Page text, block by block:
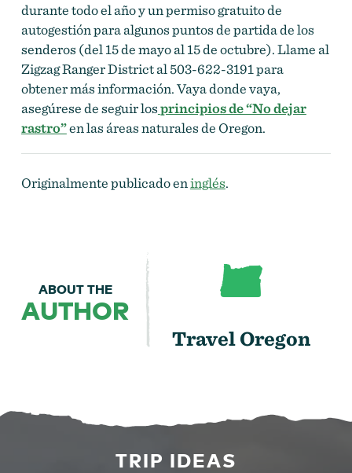
durante todo el año y un permiso gratuito de
autogestión para algunos puntos de partida de los
senderos (del 15 de mayo al 15 de octubre). Llame al
Zigzag Ranger District al 503-622-3191 para
obtener más información. Vaya donde vaya,
asegúrese de seguir losprincipios de “No dejar
rastro”en las áreas naturales de Oregon.
Originalmente publicado eninglés.
ABOUT THE
AUTHOR
Travel Oregon
TRIP IDEAS